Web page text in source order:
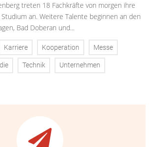
treten 18 Fachkräfte von morgen ihre
an. Weitere Talente beginnen an den
Bad Doberan und...
Karriere Kooperation Messe
Technik Unternehmen